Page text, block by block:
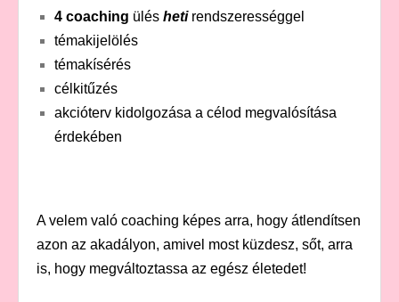
4 coaching ülés hetirendszerességgel
témakijelölés
témakísérés
célkitűzés
akcióterv kidolgozása a célod megvalósítása
érdekében
A velem való coaching képes arra, hogy átlendítsen
azon az akadályon, amivel most küzdesz, sőt, arra
is, hogy megváltoztassa az egész életedet!